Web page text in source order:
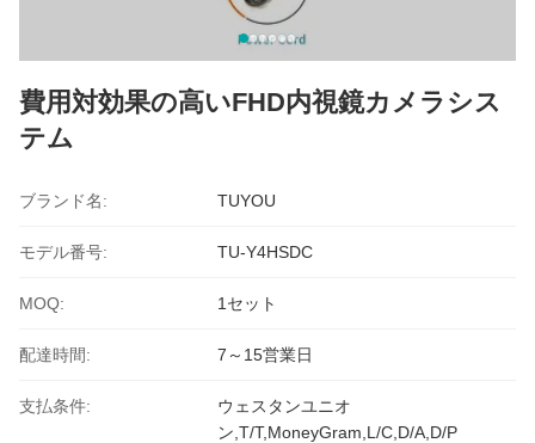
費用対効果の高いFHD内視鏡カメラシス
テム
ブランド名: TUYOU
モデル番号: TU-Y4HSDC
MOQ: 1セット
配達時間: 7～15営業日
支払条件:
ウェスタンユニオ
ン,T/T,MoneyGram,L/C,D/A,D/P